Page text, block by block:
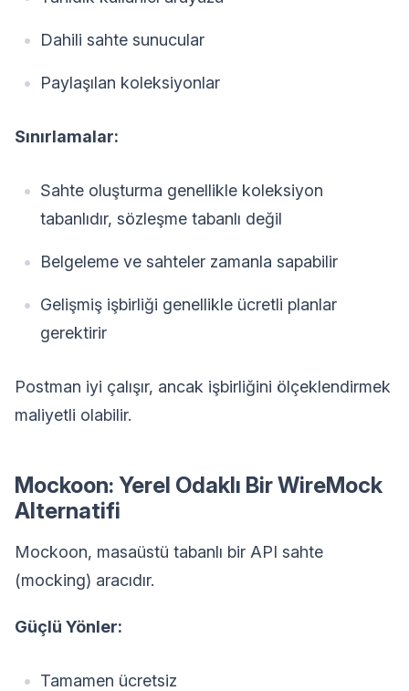
Dahili sahte sunucular
Paylaşılan koleksiyonlar
Sınırlamalar:
Sahte oluşturma genellikle koleksiyon
tabanlıdır, sözleşme tabanlı değil
Belgeleme ve sahteler zamanla sapabilir
Gelişmiş işbirliği genellikle ücretli planlar
gerektirir
Postman iyi çalışır, ancak işbirliğini ölçeklendirmek
maliyetli olabilir.
Mockoon: Yerel Odaklı Bir WireMock
Alternatifi
Mockoon, masaüstü tabanlı bir API sahte
(mocking) aracıdır.
Güçlü Yönler:
Tamamen ücretsiz